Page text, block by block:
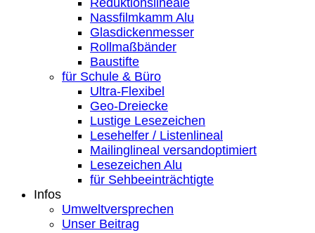
Nassfilmkamm Alu
Glasdickenmesser
Rollmaßbänder
Baustifte
für Schule & Büro
Ultra-Flexibel
Geo-Dreiecke
Lustige Lesezeichen
Lesehelfer / Listenlineal
Mailinglineal versandoptimiert
Lesezeichen Alu
für Sehbeeinträchtigte
Infos
Umweltversprechen
Unser Beitrag